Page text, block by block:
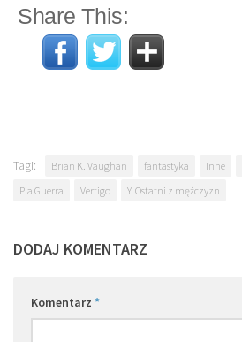
Share This:
Tagi: Brian K. Vaughan fantastyka Inne
Pia Guerra
Vertigo Y. Ostatni z mężczyzn
DODAJ KOMENTARZ
Komentarz *